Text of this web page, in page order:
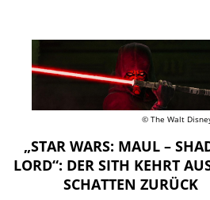
© The Walt
„STAR WARS: MAUL –
LORD“: DER SITH KEHRT
SCHATTEN ZURÜCK